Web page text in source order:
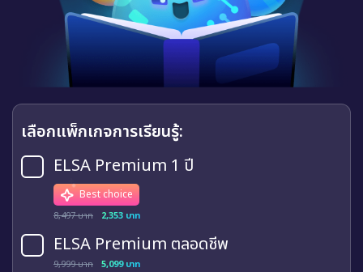
เลือกแพ็กเกจการเรียนรู้:
ELSA Premium 1 ปี
Best choice
8,497 บาท 2,353 บาท
ELSA Premium ตลอดชีพ
9,999 บาท 5,099 บาท